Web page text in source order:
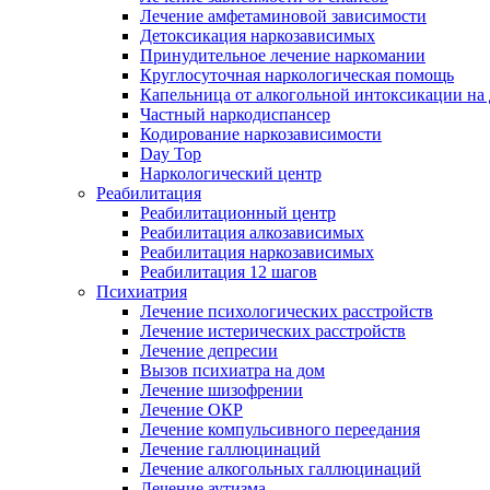
Лечение амфетаминовой зависимости
Детоксикация наркозависимых
Принудительное лечение наркомании
Круглосуточная наркологическая помощь
Капельница от алкогольной интоксикации на
Частный наркодиспансер
Кодирование наркозависимости
Day Top
Наркологический центр
Реабилитация
Реабилитационный центр
Реабилитация алкозависимых
Реабилитация наркозависимых
Реабилитация 12 шагов
Психиатрия
Лечение психологических расстройств
Лечение истерических расстройств
Лечение депресии
Вызов психиатра на дом
Лечение шизофрении
Лечение ОКР
Лечение компульсивного переедания
Лечение галлюцинаций
Лечение алкогольных галлюцинаций